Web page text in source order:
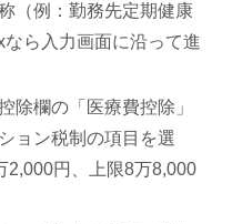
（例：勤務先定期健康
ら入力画面に沿って進
除欄の「医療費控除」
ョン税制の項目を選
2,000円、上限8万8,000